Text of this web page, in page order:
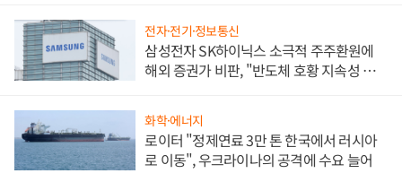
전자·전기·정보통신
삼성전자 SK하이닉스 소극적 주주환원에
해외 증권가 비판, "반도체 호황 지속성 의
화학·에너지
로이터 "정제연료 3만 톤 한국에서 러시아
로 이동", 우크라이나의 공격에 수요 늘어